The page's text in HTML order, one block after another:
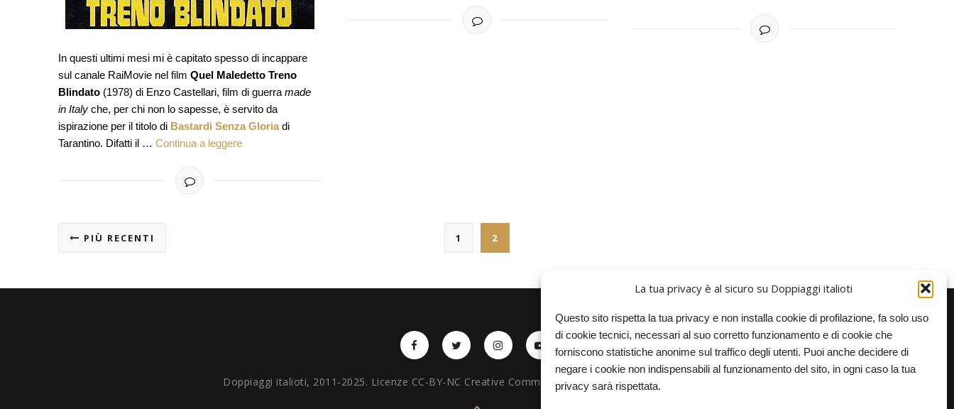
La tua privacy è al sicuro su Doppiaggi italioti
Questo sito rispetta la tua privacy e non installa cookie di profilazione, fa solo uso
di cookie tecnici, necessari al suo corretto funzionamento e di cookie che
forniscono statistiche anonime sul traffico degli utenti. Puoi anche decidere di
negare i cookie non indispensabili al funzionamento del sito, in ogni caso la tua
privacy sarà rispettata.
In questi ultimi mesi mi è capitato spesso di incappare
sul canale RaiMovie nel film Quel Maledetto Treno
Blindato (1978) di Enzo Castellari, film di guerra made
in Italy che, per chi non lo sapesse, è servito da
ispirazione per il titolo di Bastardi Senza Gloriadi
Tarantino. Difatti il … Continua a leggere
1 2
PIÙ RECENTI
Doppiaggi italioti, 2011-2025. Licenze CC-BY-NC Creative Commons – Attribuzione – Non commerciale